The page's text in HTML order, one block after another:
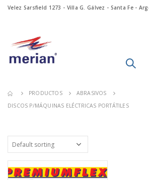
Velez Sarsfield 1273 - Villa G. Gálvez - Santa Fe -
PRODUCTOS
ABRASIVOS
DISCOS P/MÁQUINAS ELÉCTRICAS PORTÁTILES